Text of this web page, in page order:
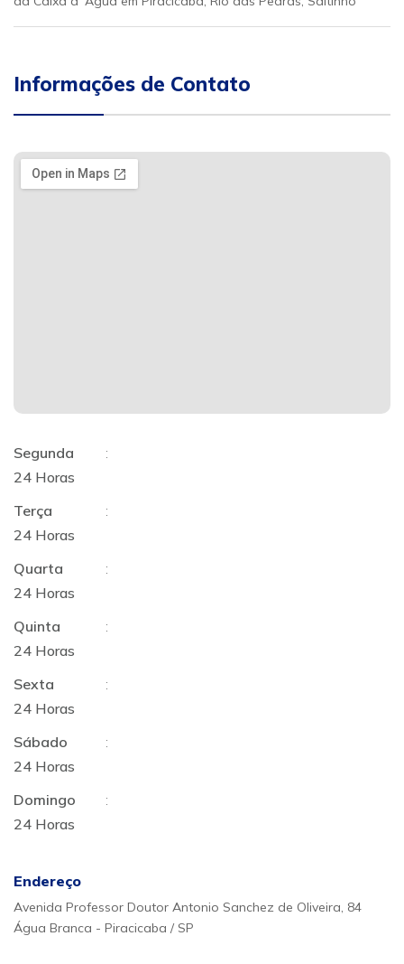
Informações de Contato
Segunda
:
24 Horas
Terça
:
24 Horas
Quarta
:
24 Horas
Quinta
:
24 Horas
Sexta
:
24 Horas
Sábado
:
24 Horas
Domingo
:
24 Horas
Endereço
Avenida Professor Doutor Antonio Sanchez de Oliveira, 84
Água Branca - Piracicaba / SP